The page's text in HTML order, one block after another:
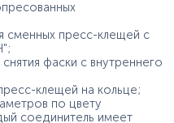
сменных пресс-клещей с
фаски с внутреннего
клещей на кольце;
по цвету
соединитель имеет